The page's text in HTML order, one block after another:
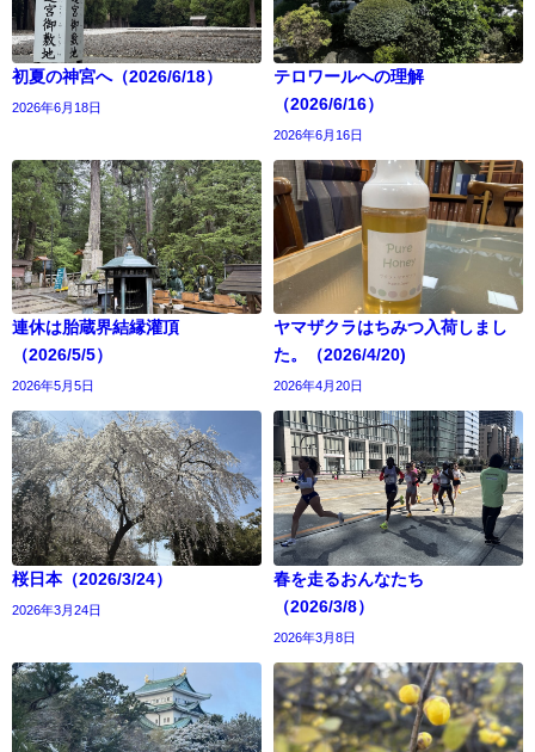
初夏の神宮へ（2026/6/18）
2026年6月18日
テロワールへの理解
（2026/6/16）
2026年6月16日
連休は胎蔵界結縁灌頂
（2026/5/5）
2026年5月5日
ヤマザクラはちみつ入荷しまし
た。（2026/4/20)
2026年4月20日
桜日本（2026/3/24）
2026年3月24日
春を走るおんなたち
（2026/3/8）
2026年3月8日